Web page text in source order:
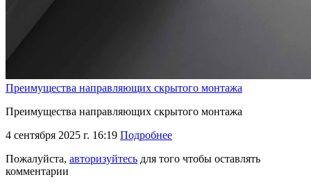
Преимущества направляющих скрытого монтажа
Преимущества направляющих скрытого монтажа
4 сентября 2025 г. 16:19 Подробнее
Пожалуйста, авторизуйтесь для того чтобы оставлять
комментарии